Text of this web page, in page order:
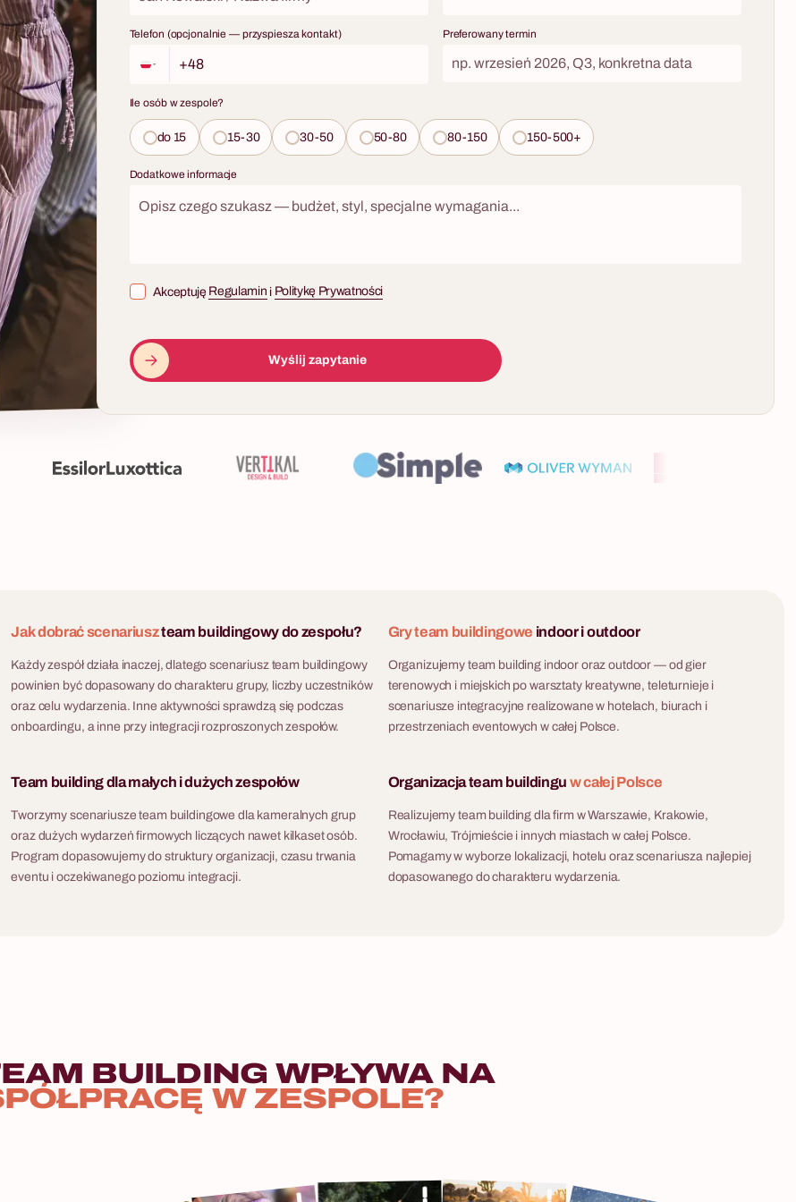
to format, który angażuje
żadnych umiejętności na
kończy się w najlepszy możliwy
kolacją z własnoręcznie
dań.
świeżym powietrzu, bez telefonów, z aplikacją
edukacją ekologiczną. Uczestnicy nie tylko
odpowiadają na pytania — budują
własnoręcznie działający filtr do wody z odpadów
recyklingowych, handlują odpadami z innymi
drużynami i przez cały czas gry zbierają nakrętki,
które po evencie trafiają do Hospicjum dla
managera w dniu eventu i pełna logistyka.
angielskim, dla grup od 8 do 500 uczestników.
Telefon (opcjonalnie — przyspiesza kontakt) Preferowany termin
Ile osób w zespole?
do 15 15-30 30-50 50-80 80-150 150-500+
Dodatkowe informacje
Akceptuję Regulamin i Politykę Prywatności
Wyślij zapytanie
Jak dobrać scenariuszteam buildingowy do zespołu?
Każdy zespół działa inaczej, dlatego scenariusz team buildingowy
powinien być dopasowany do charakteru grupy, liczby uczestników
oraz celu wydarzenia. Inne aktywności sprawdzą się podczas
onboardingu, a inne przy integracji rozproszonych zespołów.
Gry team buildingowe indoor i outdoor
Organizujemy team building indoor oraz outdoor — od gier
terenowych i miejskich po warsztaty kreatywne, teleturnieje i
scenariusze integracyjne realizowane w hotelach, biurach i
przestrzeniach eventowych w całej Polsce.
Team building dla małych i dużych zespołów
Tworzymy scenariusze team buildingowe dla kameralnych grup
oraz dużych wydarzeń firmowych liczących nawet kilkaset osób.
Program dopasowujemy do struktury organizacji, czasu trwania
eventu i oczekiwanego poziomu integracji.
Organizacja team buildingu w całej Polsce
Realizujemy team building dla firm w Warszawie, Krakowie,
Wrocławiu, Trójmieście i innych miastach w całej Polsce.
Pomagamy w wyborze lokalizacji, hotelu oraz scenariusza najlepiej
dopasowanego do charakteru wydarzenia.
BUILDING WPŁYWA NA
W ZESPOLE?